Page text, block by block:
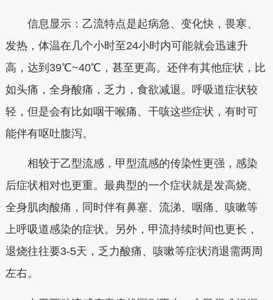
信息显示：乙流特点是起病急、变化快，畏寒、
发热，体温在几个小时至24小时内可能就会迅速升
高，达到39℃~40℃，甚至更高。还伴有其他症状，比
如头痛，全身酸痛，乏力，食欲减退。呼吸道症状较
轻，但是会有比如咽干喉痛、干咳这些症状，有时可
能伴有呕吐腹泻。
相较于乙型流感，甲型流感的传染性更强，感染
后症状相对也更重。最典型的一个症状就是发高烧、
全身肌肉酸痛，同时伴有鼻塞、流涕、咽痛、咳嗽等
上呼吸道感染的症状。另外，甲流持续时间也更长，
退烧往往要3-5天，乏力酸痛、咳嗽等症状消退需两周
左右。